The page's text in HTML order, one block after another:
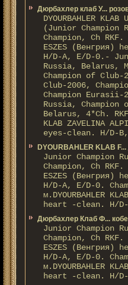
Дюрбахлер клаб У...
DYOURBAHLER
(Junior Champion
Champion, Ch RKF.
ESZES (Венгрия)
H/D-A, E/D-0.-
Russia, Belarus,
Champion of Club-
Club-2006,
Champion Eurasii-
Russia,
Belarus, 4*Ch. RKF,
KLAB ZAVELINA
eyes-clean. H/D-
DYOURBAHLER KLAB
Junior Champion
Champion, Ch RKF.
ESZES (Венгрия)
H/D-A, E/D-0.
м.DYOURBAHLER
heart -clean. H/
Дюрбахлер Клаб Ф...
Junior Champion
Champion, Ch RKF.
ESZES (Венгрия)
H/D-A, E/D-0.
м.DYOURBAHLER
heart -clean. H/